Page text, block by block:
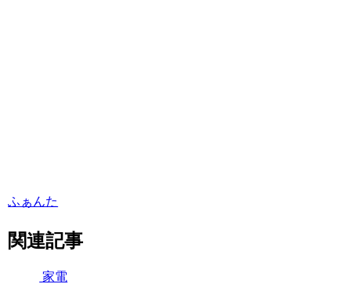
ふぁんた
関連記事
家電